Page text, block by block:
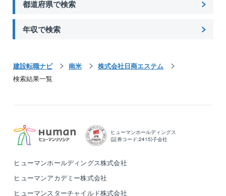
都道府県で検索
年収で検索
建設転職ナビ 南米
株式会社日商エステム
検索結果一覧
ヒューマンホールディングス
(証券コード:2415)子会社
ヒューマンホールディングス株式会社
ヒューマンアカデミー株式会社
ヒューマンスターチャイルド株式会社